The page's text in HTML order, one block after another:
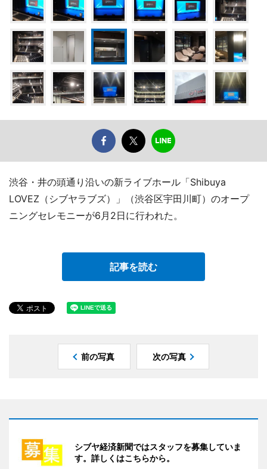
渋谷・井の頭通り沿いの新ライブホール「Shibuya
LOVEZ（シブヤラブズ）」（渋谷区宇田川町）のオープ
ニングセレモニーが6月2日に行われた。
記事を読む
前の写真 次の写真
シブヤ経済新聞ではスタッフを募集していま
す。詳しくはこちらから。